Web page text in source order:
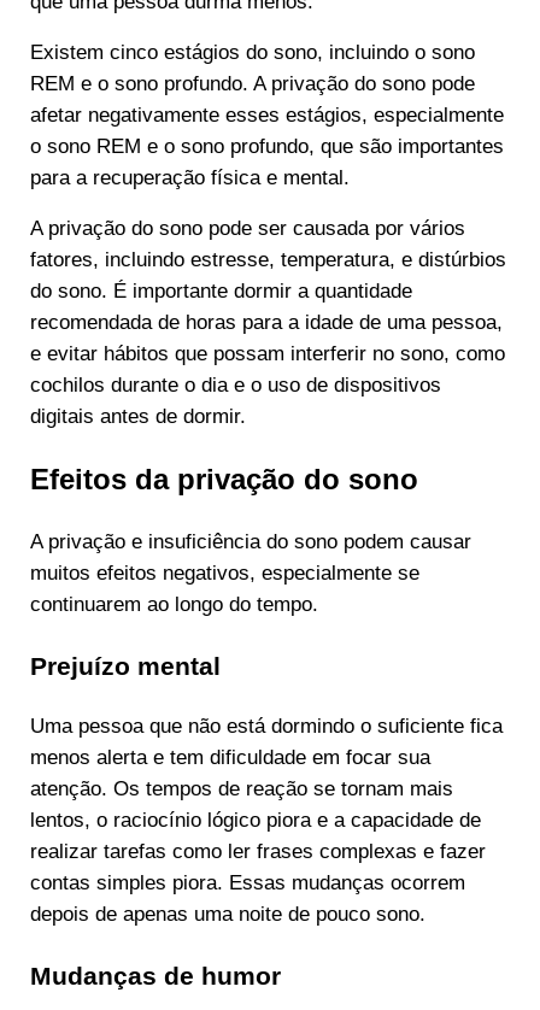
Existem cinco estágios do sono, incluindo o sono
REM e o sono profundo. A privação do sono pode
afetar negativamente esses estágios, especialmente
o sono REM e o sono profundo, que são importantes
para a recuperação física e mental.
A privação do sono pode ser causada por vários
fatores, incluindo estresse, temperatura, e distúrbios
do sono. É importante dormir a quantidade
recomendada de horas para a idade de uma pessoa,
e evitar hábitos que possam interferir no sono, como
cochilos durante o dia e o uso de dispositivos
digitais antes de dormir.
Efeitos da privação do sono
A privação e insuficiência do sono podem causar
muitos efeitos negativos, especialmente se
continuarem ao longo do tempo.
Prejuízo mental
Uma pessoa que não está dormindo o suficiente fica
menos alerta e tem dificuldade em focar sua
atenção. Os tempos de reação se tornam mais
lentos, o raciocínio lógico piora e a capacidade de
realizar tarefas como ler frases complexas e fazer
contas simples piora. Essas mudanças ocorrem
depois de apenas uma noite de pouco sono.
Mudanças de humor